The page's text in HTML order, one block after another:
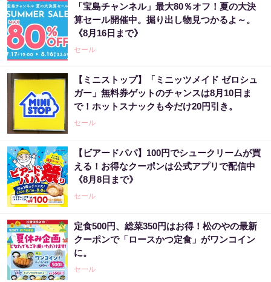
「宝島チャンネル」最大80％オフ！夏の大決
算セール開催中。掘り出し物見つかるよ～。
《8月16日まで》
セール
【ミニストップ】「ミニッツメイド ゼロシュ
ガー」無料券ゲットのチャンスは8月10日ま
で！ホットスナックも今だけ20円引き。
セール
【ビアードパパ】100円でシュークリームが買
える！お得なクーポンは公式アプリで配信中
《8月8日まで》
セール
定食500円、総菜350円はお得！松のやの最新
クーポンで「ロースかつ定食」がワンコイン
に。
セール